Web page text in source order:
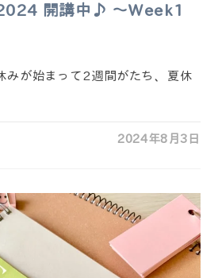
開講中♪ ～Week1
が始まって2週間がたち、夏休
2024年8月3日